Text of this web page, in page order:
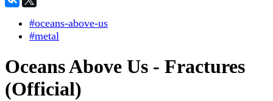
#oceans-above-us
#metal
Oceans Above Us - Fractures
(Official)